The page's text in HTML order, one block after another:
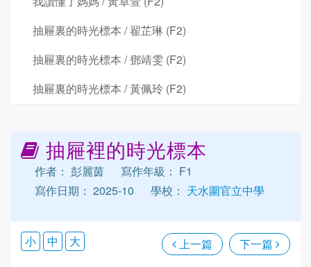
抽屜裏的時光標本 / 翟芷琳 (F2)
抽屜裏的時光標本 / 鄧靖雯 (F2)
抽屜裏的時光標本 / 黃佩玲 (F2)
抽屜裡的時光標本
作者： 彭麗茵
寫作年級： F1
寫作日期： 2025-10
學校： 天水圍官立中學
上一篇 下一篇
小 中 大